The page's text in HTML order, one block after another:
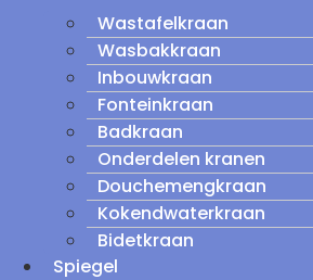
Wastafelkraan
Wasbakkraan
Inbouwkraan
Fonteinkraan
Badkraan
Onderdelen kranen
Douchemengkraan
Kokendwaterkraan
Bidetkraan
Spiegel